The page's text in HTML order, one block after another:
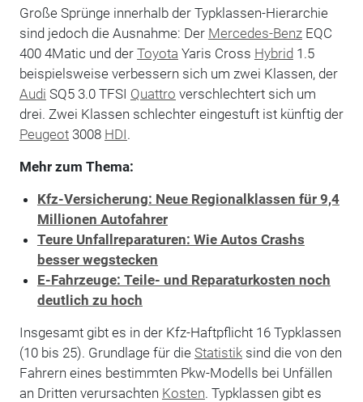
Große Sprünge innerhalb der Typklassen-Hierarchie
sind jedoch die Ausnahme: Der Mercedes-BenzEQC
400 4Matic und der Toyota Yaris Cross Hybrid 1.5
beispielsweise verbessern sich um zwei Klassen, der
Audi SQ5 3.0 TFSI Quattro verschlechtert sich um
drei. Zwei Klassen schlechter eingestuft ist künftig der
Peugeot3008 HDI.
Mehr zum Thema:
Kfz-Versicherung: Neue Regionalklassen für 9,4
Millionen Autofahrer
Teure Unfallreparaturen: Wie Autos Crashs
besser wegstecken
E-Fahrzeuge: Teile- und Reparaturkosten noch
deutlich zu hoch
Insgesamt gibt es in der Kfz-Haftpflicht 16 Typklassen
(10 bis 25). Grundlage für die Statistiksind die von den
Fahrern eines bestimmten Pkw-Modells bei Unfällen
an Dritten verursachten Kosten. Typklassen gibt es